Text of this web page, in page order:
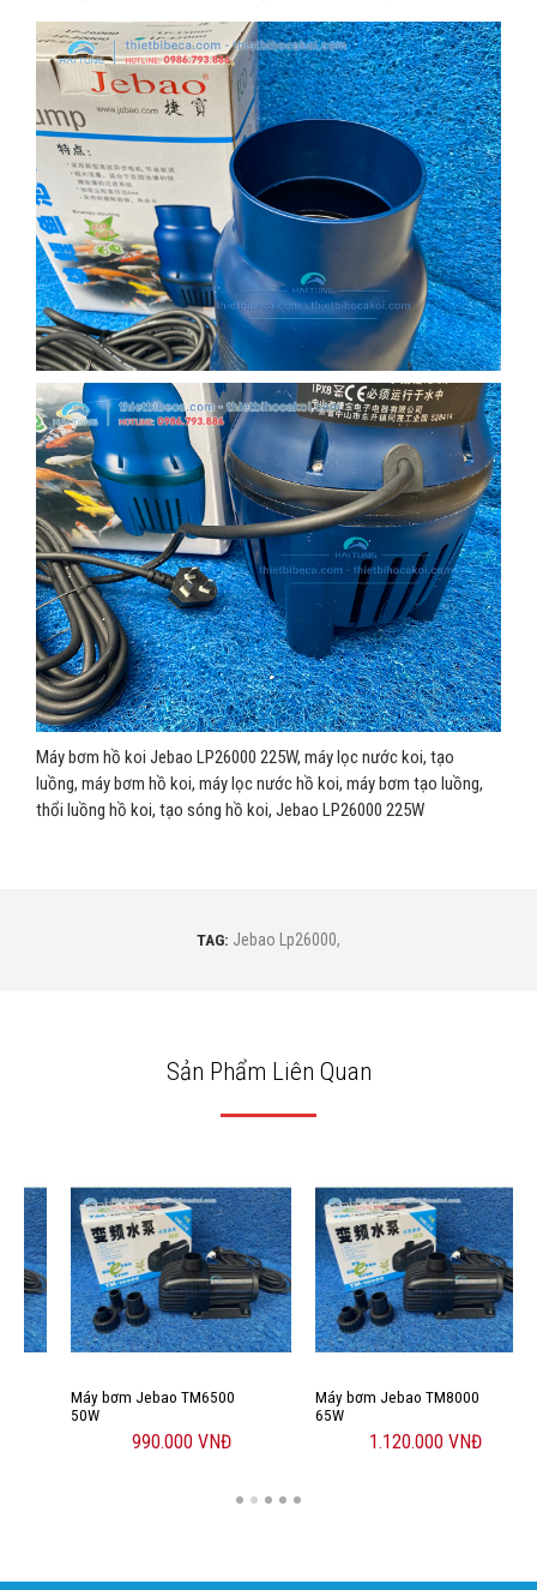
Máy bơm hồ koi Jebao LP26000 225W, máy lọc nước koi, tạo
luồng, máy bơm hồ koi, máy lọc nước hồ koi, máy bơm tạo luồng,
thổi luồng hồ koi, tạo sóng hồ koi, Jebao LP26000 225W
TAG: Jebao Lp26000,
Sản Phẩm Liên Quan
Máy bơm Jebao TM6500
990.000 VNĐ
Máy bơm Jebao TM8000
1.120.000 VNĐ